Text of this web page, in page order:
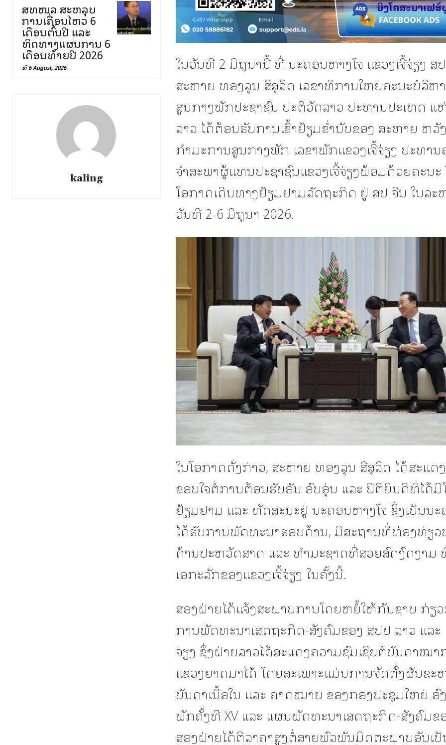
ສທໜລ ສະຫລຸບ
ການເຄື່ອນໄຫວ 6
ເດືອນຕົ້ນປີ ແລະ
ທິດທາງແຜນການ 6
ເດືອນທ້າຍປີ 2026
ທີ 6 August, 2026
kaling
ໃນວັນທີ 2 ມິຖຸນານີ້ ທີ່ ນະຄອນຫາງໂຈ ແຂວງເຈີ້ຈ່ຽງ ສ
ສະຫາຍ ທອງລຸນ ສີສຸລິດ ເລຂາທິການໃຫຍ່ຄະນະບໍລິຫ
ສູນກາງພັກປະຊາຊົນ ປະຕິວັດລາວ ປະທານປະເທດ ແ
ລາວ ໄດ້ຕ້ອນຮັບການເຂົ້າຢ້ຽມຂໍ່ານັບຂອງ ສະຫາຍ ຫວັ
ກໍາມະການສູນກາງພັກ ເລຂາພັກແຂວງເຈີ້ຈ່ຽງ ປະທານ
ຈໍາສະພາຜູ້ແທນປະຊາຊົນແຂວງເຈີ້ຈ່ຽງພ້ອມດ້ວຍຄະນະ
ໂອກາດເດີນທາງຢ້ຽມຢາມລັດຖະກິດ ຢູ່ ສປ ຈີນ ໃນລະ
ວັນທີ 2-6 ມິຖຸນາ 2026.
ໃນໂອກາດດັ່ງກ່າວ, ສະຫາຍ ທອງລຸນ ສີສຸລິດ ໄດ້ສະແດ
ຂອບໃຈຕໍ່ການຕ້ອນຮັບອັນ ອົບອຸ່ນ ແລະ ປິຕິຍິນດີທີ່ໄດ້ມີ
ຢ້ຽມຢາມ ແລະ ທັດສະນະຢູ່ ນະຄອນຫາງໂຈ ຊຶ່ງເປັນນ
ໄດ້ຮັບການພັດທະນາຮອບດ້ານ, ມີສະຖານທີ່ທ່ອງທ່ຽວ
ດ້ານປະຫວັດສາດ ແລະ ທໍາມະຊາດທີ່ສວຍສົດງົດງາມ
ເອກະລັກຂອງແຂວງເຈີ້ຈ່ຽງ ໃນຄັ້ງນີ້.
ສອງຝ່າຍໄດ້ແຈ້ງສະພາບການໂດຍຫຍໍ້ໃຫ້ກັນຊາບ ກ່ຽ
ການພັດທະນາເສດຖະກິດ-ສັງຄົມຂອງ ສປປ ລາວ ແລະ
ຈ່ຽງ ຊຶ່ງຝ່າຍລາວໄດ້ສະແດງຄວາມຊົມເຊີຍຕໍ່ບັນດາໝ
ແຂວງຍາດມາໄດ້ ໂດຍສະເພາະແມ່ນການຈັດຕັ້ງຜັນຂະ
ບັນດາເນື້ອໃນ ແລະ ຄາດໝາຍ ຂອງກອງປະຊຸມໃຫຍ່ ອົ
ພັກຄັ້ງທີ XV ແລະ ແຜນພັດທະນາເສດຖະກິດ-ສັງຄົມຂ
ສອງຝ່າຍໄດ້ຕີລາຄາສູງຕໍ່ສາຍພົວພັນມິດຕະພາບອັນເປັ